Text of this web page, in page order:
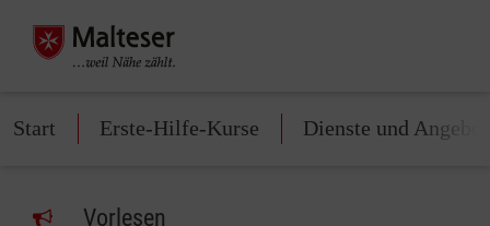
Start Erste-Hilfe-Kurse Dienste und
Vorlesen